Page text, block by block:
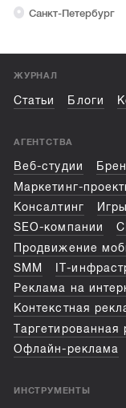
Санкт-Петербург
ЖУРНАЛ
Статьи Блоги
АГЕНТСТВА
Веб-студии
Маркетинг-
Консалтинг
Игры
SEO-компании
Продвижение
SMM
IT-
Реклама на
Контекстная
Таргетированная
Офлайн-реклама
ИНСТРУМЕНТЫ